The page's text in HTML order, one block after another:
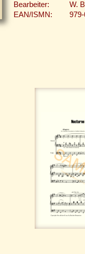
Bearbeiter:
W.
EAN/ISMN: